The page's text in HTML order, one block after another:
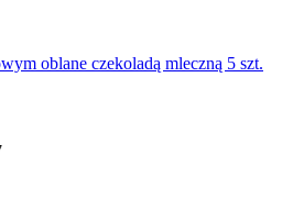
oblane czekoladą mleczną 5 szt.